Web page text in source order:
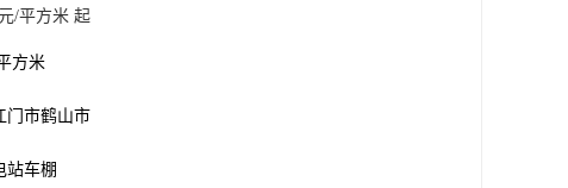
/平方米 起
方米
门市鹤山市
站车棚